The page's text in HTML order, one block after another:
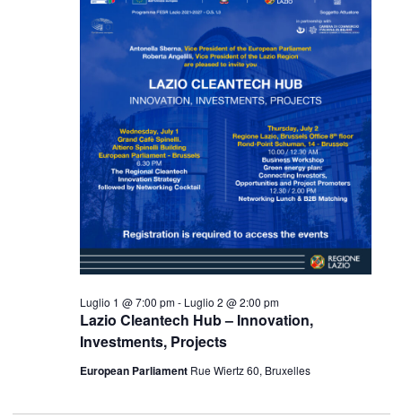
2026
viste
Lazio Cleantech Hub – Innovation,
Investments, Projects
Luglio 1 @ 7:00 pm- Luglio 2 @ 2:00 pm
European Parliament Rue Wiertz 60, Bruxelles